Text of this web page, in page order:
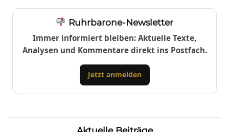
Ruhrbarone-Newsletter
Immer informiert bleiben: Aktuelle Texte,
Analysen und Kommentare direkt ins Postfach.
Jetzt anmelden